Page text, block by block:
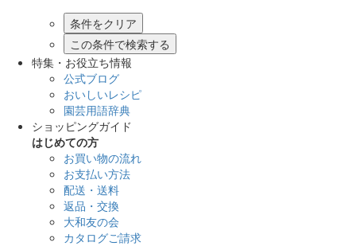
この条件で検索する
特集・お役立ち情報
公式ブログ
おいしいレシピ
園芸用語辞典
ショッピングガイド
はじめての方
お買い物の流れ
お支払い方法
配送・送料
返品・交換
大和友の会
カタログご請求